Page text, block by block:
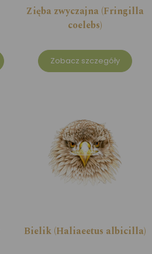
Zięba zwyczajna (Fringilla
coelebs)
Zobacz szczegóły
Bielik (Haliaeetus albicilla)